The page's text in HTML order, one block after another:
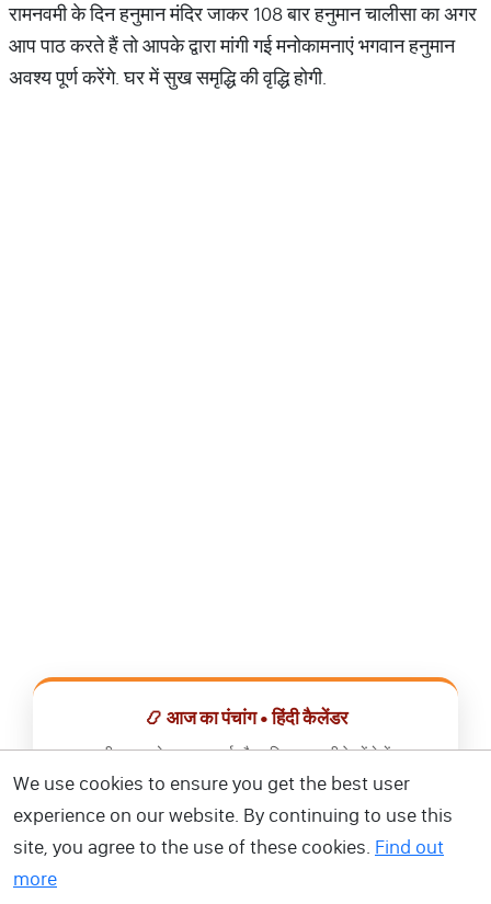
रामनवमी के दिन हनुमान मंदिर जाकर 108 बार हनुमान चालीसा का अगर
आप पाठ करते हैं तो आपके द्वारा मांगी गई मनोकामनाएं भगवान हनुमान
अवश्य पूर्ण करेंगे. घर में सुख समृद्धि की वृद्धि होगी.
📿 आज का पंचांग • हिंदी कैलेंडर
सभी व्रत, त्योहार, शुभ मुहूर्त और राशिफल एक ही ऐप में देखें।
📅 हिंदी कैलेंडर ऐप डाउनलोड करें
We use cookies to ensure you get the best user
experience on our website. By continuing to use this
site, you agree to the use of these cookies. Find out
more